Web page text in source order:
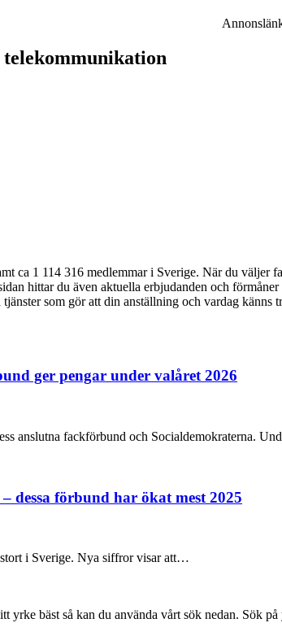
ca 1 114 316 medlemmar i Sverige. När du
hittar du även aktuella erbjudanden och
som gör att din anställning och vardag känns
ger pengar under valåret 2026
anslutna fackförbund och Socialdemokraterna.
dessa förbund har ökat mest 2025
i Sverige. Nya siffror visar att…
yrke bäst så kan du använda vårt sök nedan. Sök